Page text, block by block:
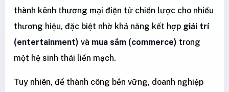
thành kênh thương mại điện tử chiến lược cho nhiều
thương hiệu, đặc biệt nhờ khả năng kết hợp giải trí
(entertainment) và mua sắm (commerce) trong
một hệ sinh thái liền mạch.
Tuy nhiên, để thành công bền vững, doanh nghiệp